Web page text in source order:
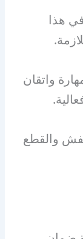
هذا
واتقان
والقطع